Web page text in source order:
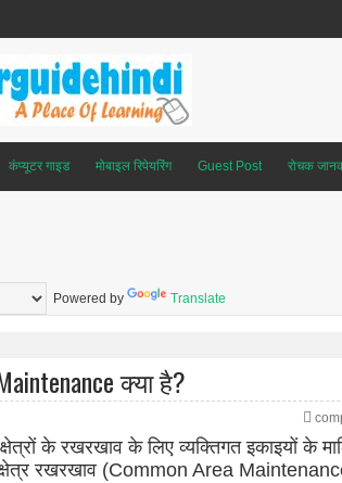
कंप्यूटर गाइड मोबाइल रिपेयरिंग Guest Post रोचक
Powered by Translate
क्या है?
के रखरखाव के लिए व्यक्तिगत इकाइयों के
रखरखाव (Common Area